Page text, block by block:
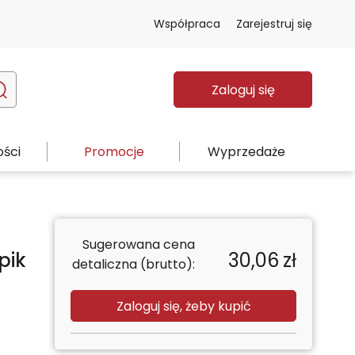
Współpraca Zarejestruj się
Zaloguj się
Promocje Wyprzedaże
Sugerowana cena
detaliczna (brutto):
30,06 zł
Zaloguj się, żeby kupić